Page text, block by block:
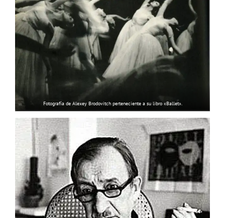
Fotografía de Alexey Brodovitch perteneciente a su libro «Ballet».